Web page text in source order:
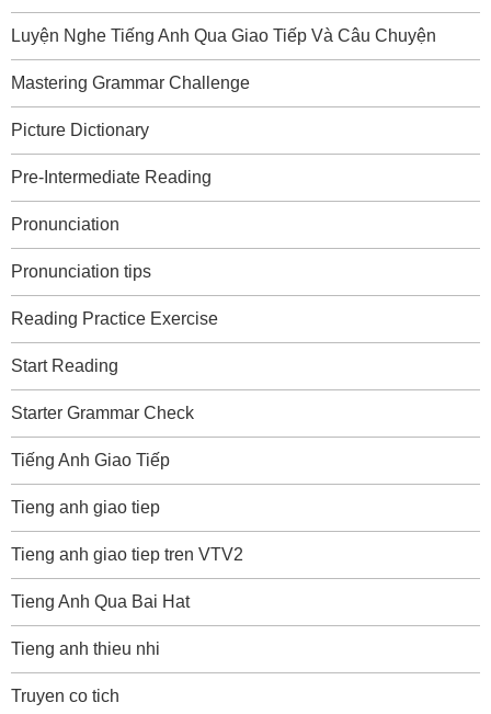
Luyện Nghe Tiếng Anh Qua Giao Tiếp Và Câu Chuyện
Mastering Grammar Challenge
Picture Dictionary
Pre-Intermediate Reading
Pronunciation
Pronunciation tips
Reading Practice Exercise
Start Reading
Starter Grammar Check
Tiếng Anh Giao Tiếp
Tieng anh giao tiep
Tieng anh giao tiep tren VTV2
Tieng Anh Qua Bai Hat
Tieng anh thieu nhi
Truyen co tich